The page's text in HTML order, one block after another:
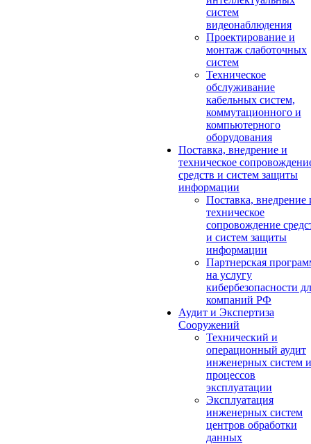
систем
видеонаблюдения
Проектирование и
монтаж слаботочных
систем
Техническое
обслуживание
кабельных систем,
коммутационного и
компьютерного
оборудования
Поставка, внедрение и
техническое
средств и систем защиты
информации
Поставка, внедрение
техническое
сопровождение
и систем защиты
информации
Партнерская
на услугу
кибербезопасности
компаний РФ
Аудит и Экспертиза
Сооружений
Технический и
операционный аудит
инженерных систем и
процессов
эксплуатации
Эксплуатация
инженерных систем
центров обработки
данных